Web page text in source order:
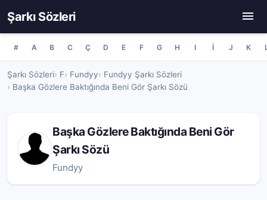
Şarkı Sözleri
# A B C Ç D E F G H I İ J K
Şarkı Sözleri F Fundyy
Fundyy Şarkı Sözleri
Başka Gözlere Baktığında Beni Gör Şarkı Sözü
Başka Gözlere Baktığında Beni Gör
Şarkı Sözü
Fundyy